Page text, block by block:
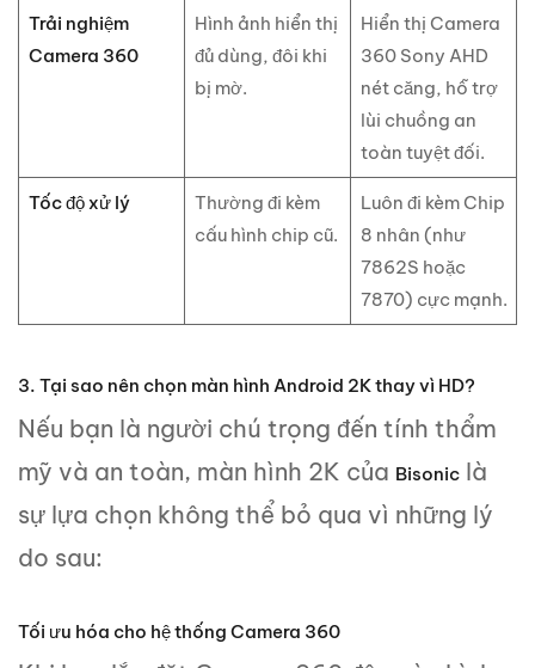
Trải nghiệm
Camera 360
Hình ảnh hiển thị
đủ dùng, đôi khi
bị mờ.
Hiển thị Camera
360 Sony AHD
nét căng, hỗ trợ
lùi chuồng an
toàn tuyệt đối.
Tốc độ xử lý
Thường đi kèm
cấu hình chip cũ.
Luôn đi kèm Chip
8 nhân (như
7862S hoặc
7870) cực mạnh.
3. Tại sao nên chọn màn hình Android 2K thay vì HD?
Nếu bạn là người chú trọng đến tính thẩm
mỹ và an toàn, màn hình 2K của Bisonic là
sự lựa chọn không thể bỏ qua vì những lý
do sau:
Tối ưu hóa cho hệ thống Camera 360